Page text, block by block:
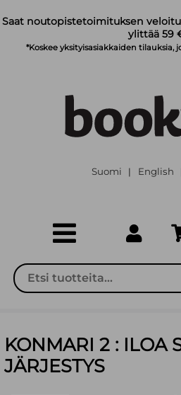
Saat noutopistetoimituksen
ylittää 59
*Koskee yksityisasiakkaiden
Suomi | English
KONMARI 2 : ILOA
JÄRJESTYS